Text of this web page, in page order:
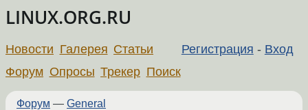
LINUX.ORG.RU
Регистрация - Вход
Новости Галерея Статьи
Форум Опросы Трекер Поиск
Форум — General